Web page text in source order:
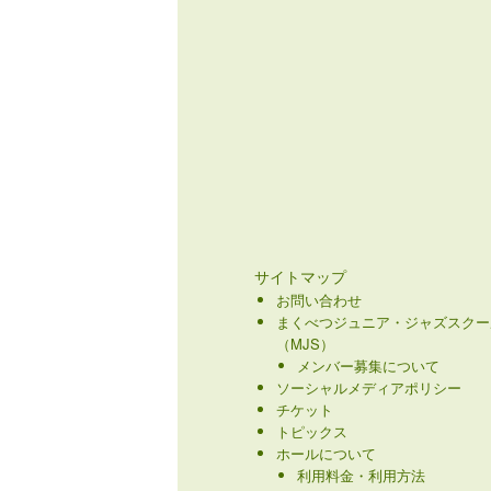
サイトマップ
お問い合わせ
まくべつジュニア・ジャズスク
（MJS）
メンバー募集について
ソーシャルメディアポリシー
チケット
トピックス
ホールについて
利用料金・利用方法